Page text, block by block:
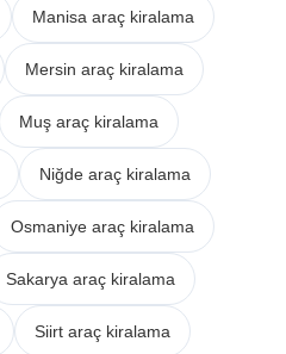
Manisa araç kiralama
Mersin araç kiralama
Muş araç kiralama
Niğde araç kiralama
Osmaniye araç kiralama
Sakarya araç kiralama
Siirt araç kiralama